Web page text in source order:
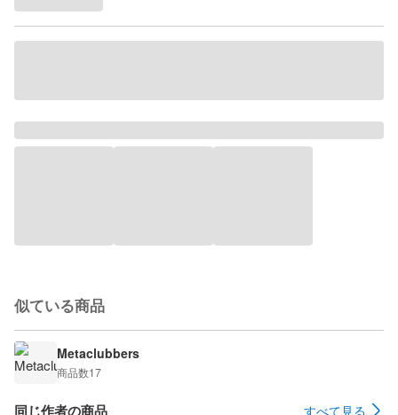
似ている商品
Metaclubbers
商品数17
同じ作者の商品 すべて見る